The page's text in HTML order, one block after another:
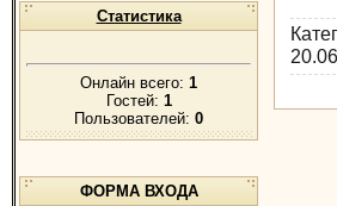
Статистика
Онлайн всего: 1
Гостей: 1
Пользователей: 0
ФОРМА ВХОДА